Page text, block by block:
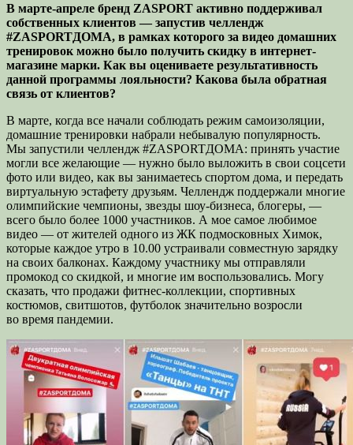
В марте-апреле бренд ZASPORT активно поддерживал
собственных клиентов — запустив челлендж
#ZASPORTДОМА, в рамках которого за видео домашних
тренировок можно было получить скидку в интернет-
магазине марки. Как вы оцениваете результативность
данной программы лояльности? Какова была обратная
связь от клиентов?
В марте, когда все начали соблюдать режим самоизоляции,
домашние тренировки набрали небывалую популярность.
Мы запустили челлендж #ZASPORTДОМА: принять участие
могли все желающие — нужно было выложить в свои соцсети
фото или видео, как вы занимаетесь спортом дома, и передать
виртуальную эстафету друзьям. Челлендж поддержали многие
олимпийские чемпионы, звезды шоу-бизнеса, блогеры, —
всего было более 1000 участников. А мое самое любимое
видео — от жителей одного из ЖК подмосковных Химок,
которые каждое утро в 10.00 устраивали совместную зарядку
на своих балконах. Каждому участнику мы отправляли
промокод со скидкой, и многие им воспользовались. Могу
сказать, что продажи фитнес-коллекции, спортивных
костюмов, свитшотов, футболок значительно возросли
во время пандемии.